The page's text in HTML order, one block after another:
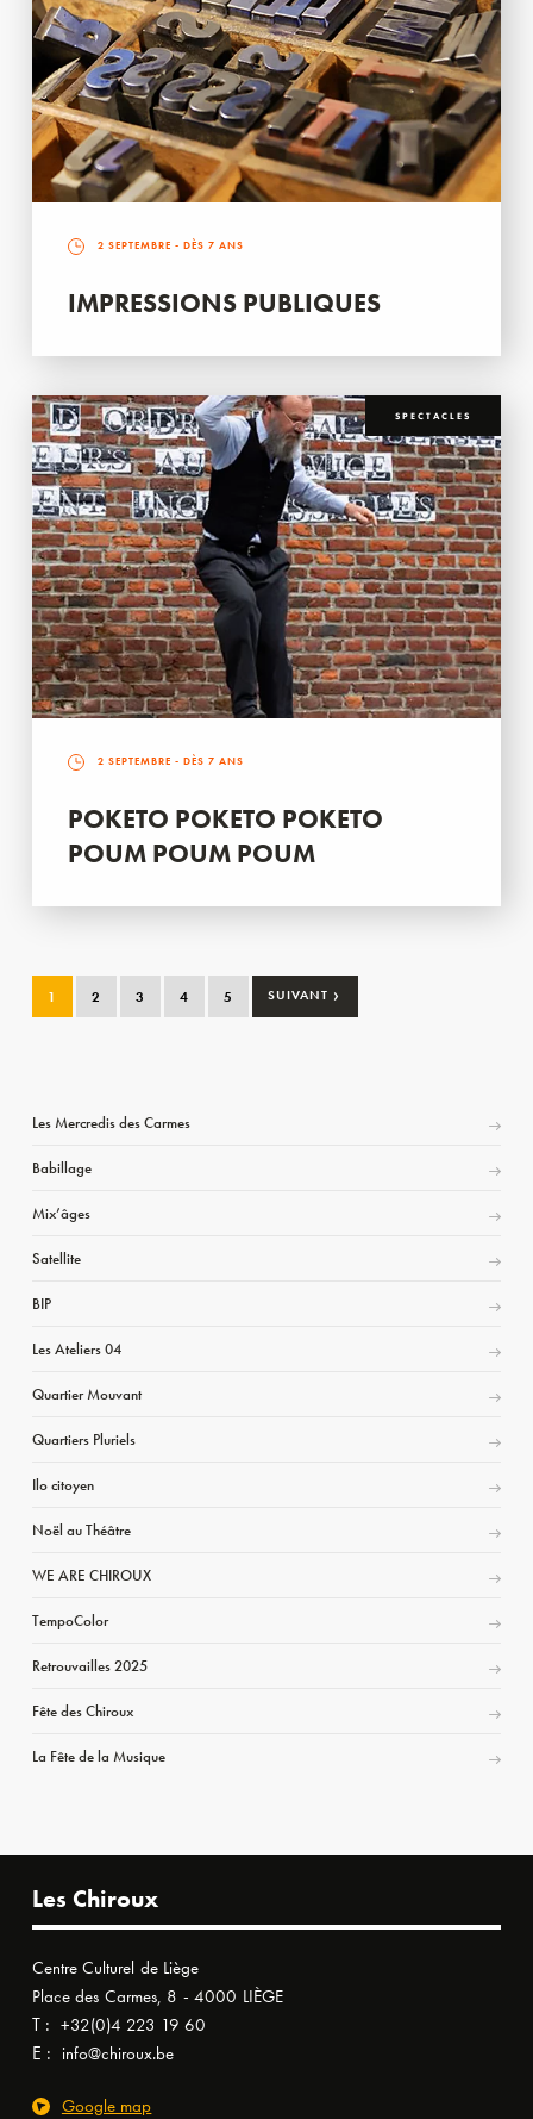
2 SEPTEMBRE - DÈS 7 ANS
IMPRESSIONS PUBLIQUES
SPECTACLES
2 SEPTEMBRE - DÈS 7 ANS
POKETO POKETO POKETO
POUM POUM POUM
1 2 3 4 5 SUIVANT ›
Les Mercredis des Carmes
Babillage
Mix’âges
Satellite
BIP
Les Ateliers 04
Quartier Mouvant
Quartiers Pluriels
Ilo citoyen
Noël au Théâtre
WE ARE CHIROUX
TempoColor
Retrouvailles 2025
Fête des Chiroux
La Fête de la Musique
Les Chiroux
Centre Culturel de Liège
Place des Carmes, 8 - 4000 LIÈGE
T : +32(0)4 223 19 60
E : info@chiroux.be
Google map